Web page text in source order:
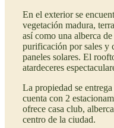
En el exterior se
vegetación madura,
así como una alberca
purificación por sales y
paneles solares. El
atardeceres
La propiedad se
cuenta con 2
ofrece casa club,
centro de la ciudad.